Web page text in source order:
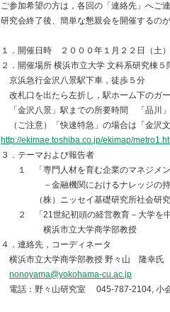
ご参加希望の方は，各回の「連絡先」へご
研究会終了後、簡単な懇親会を開催するの
１．開催日時 ２０００年１月２２日（土
２．開催場所 横浜市立大学 文科系研究棟
京浜急行金沢八景駅下車，徒歩５分
改札口を出たら左折し，駅ホーム下のガ
「金沢八景」駅までの所要時間 「品川
（ご注意）「快速特急」の場合は「金沢
http://ekimae.toshiba.co.jp/ekimap/
３．テーマおよび報告者
１ 「専門人材を育む企業のマネジメン
－金融機関におけるナレッジの持続
（株）ニッセイ基礎研究所社会研究
２ 「21世紀初頭の経営教育－大学を
横浜市立大学商学部
４．連絡先，コーディネータ
横浜市立大学商学部教授 野々山 隆幸氏
nonoyama@yokohama-cu.ac.jp
電話：野々山研究室 045-787-2104,